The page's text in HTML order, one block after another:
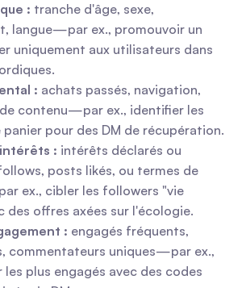
: tranche d'âge, sexe,
langue—par ex., promouvoir un
uniquement aux utilisateurs dans
: achats passés, navigation,
contenu—par ex., identifier les
panier pour des DM de récupération.
: intérêts déclarés ou
posts likés, ou termes de
ex., cibler les followers "vie
des offres axées sur l'écologie.
: engagés fréquents,
commentateurs uniques—par ex.,
les plus engagés avec des codes